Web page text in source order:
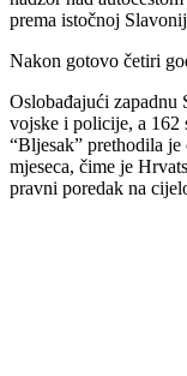
prema istočnoj
Nakon gotovo četiri
Oslobađajući
vojske i policije, a 162
“Bljesak” prethodila
mjeseca, čime je
pravni poredak na